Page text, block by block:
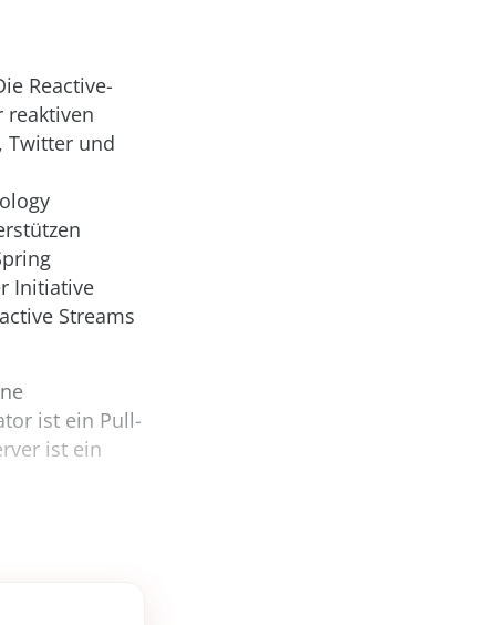
Reactive-
reaktiven
Twitter und
Initiative
Streams
ist ein Pull-
ist ein